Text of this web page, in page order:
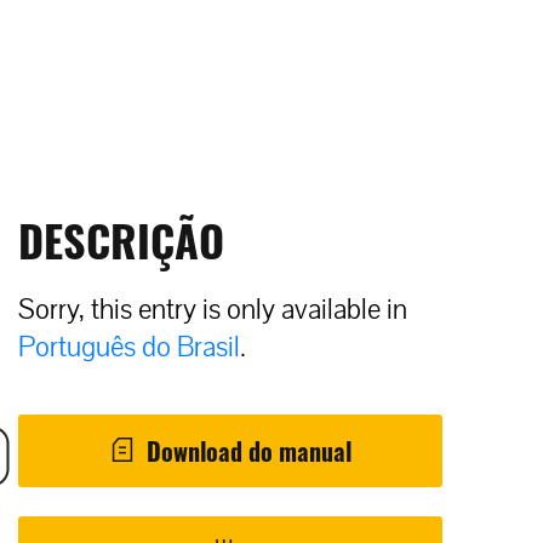
DESCRIÇÃO
Sorry, this entry is only available in
Português do Brasil.
Download do manual